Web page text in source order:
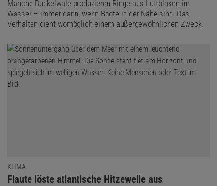
Manche Buckelwale produzieren Ringe aus Luftblasen im
Wasser – immer dann, wenn Boote in der Nähe sind. Das
Verhalten dient womöglich einem außergewöhnlichen Zweck.
KLIMA
:
Flaute löste atlantische Hitzewelle aus